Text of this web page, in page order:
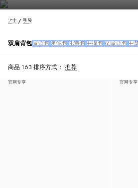
女士 手袋
双肩背包肩背包 迷你包 托特包 手提包 双肩背包 手
商品 163 排序方式： 推荐
官网专享 官网专享